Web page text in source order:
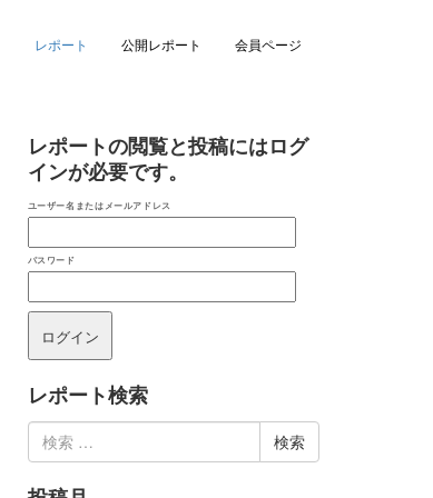
レポート 公開レポート 会員ページ
レポートの閲覧と投稿にはログ
インが必要です。
ユーザー名またはメールアドレス
パスワード
レポート検索
索: